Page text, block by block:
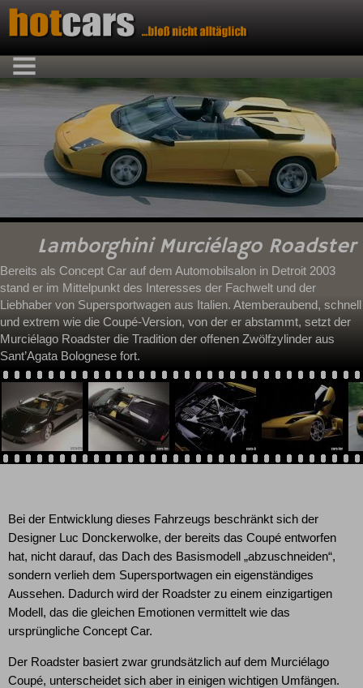
Lamborghini Murciélago Roadster
Bereits als Concept Car auf dem Automobilsalon in Detroit 2003
stand er im Mittelpunkt des Interesses der Fachwelt und der
Liebhaber von Supersportwagen aus Italien. Atemberaubend, schnell
und extrem wie die Coupé-Version, von der er abstammt, setzt der
Murciélago Roadster die Tradition der offenen Zwölfzylinder aus
Sant’Agata Bolognese fort.
Bei der Entwicklung dieses Fahrzeugs beschränkt sich der
Designer Luc Donckerwolke, der bereits das Coupé entworfen
hat, nicht darauf, das Dach des Basismodell „abzuschneiden“,
sondern verlieh dem Supersportwagen ein eigenständiges
Aussehen. Dadurch wird der Roadster zu einem einzigartigen
Modell, das die gleichen Emotionen vermittelt wie das
ursprüngliche Concept Car.
Der Roadster basiert zwar grundsätzlich auf dem Murciélago
Coupé, unterscheidet sich aber in einigen wichtigen Umfängen.